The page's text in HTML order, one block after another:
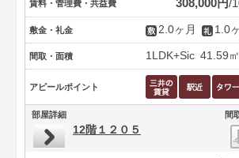
賃料・管理費・共益費 308,000円
敷金・礼金 2.0ヶ月 1.0
間取・面積 1LDK+Sic 41.59㎡
アピールポイント
部屋詳細 間
12階１２０５